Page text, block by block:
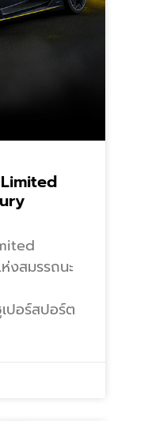
งสมรรถนะ
ปอร์สปอร์ต